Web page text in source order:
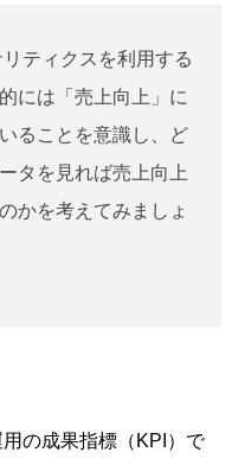
ティクスを利用する
には「売上向上」に
ることを意識し、ど
タを見れば売上向上
かを考えてみましょ
の成果指標（KPI）で